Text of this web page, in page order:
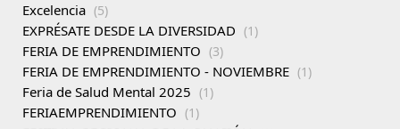
Excelencia (5)
EXPRÉSATE DESDE LA DIVERSIDAD (1)
FERIA DE EMPRENDIMIENTO (3)
FERIA DE EMPRENDIMIENTO - NOVIEMBRE (1)
Feria de Salud Mental 2025 (1)
FERIAEMPRENDIMIENTO (1)